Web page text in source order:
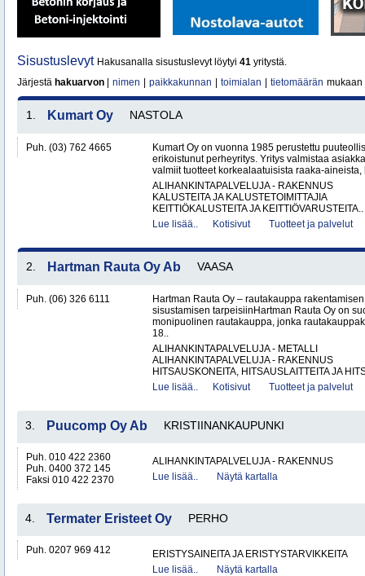
Sisustuslevyt Hakusanalla sisustuslevyt löytyi 41 yritystä.
Järjestä hakuarvon nimen paikkakunnan toimialan tietomäärän mukaan
1. Kumart Oy NASTOLA
Puh. (03) 762 4665
Kumart Oy on vuonna 1985 perustettu
erikoistunut perheyritys. Yritys valmistaa
valmiit tuotteet korkealaatuisista raaka-aineista,
ALIHANKINTAPALVELUJA - RAKENNUS
KALUSTEITA JA KALUSTETOIMITTAJIA
KEITTIÖKALUSTEITA JA KEITTIÖVARUSTEITA..
Lue lisää..
Kotisivut Tuotteet ja palvelut
2. Hartman Rauta Oy Ab VAASA
Puh. (06) 326 6111
Hartman Rauta Oy – rautakauppa
sisustamisen tarpeisiinHartman Rauta Oy on
monipuolinen rautakauppa, jonka
18..
ALIHANKINTAPALVELUJA - METALLI
ALIHANKINTAPALVELUJA - RAKENNUS
HITSAUSKONEITA, HITSAUSLAITTEITA JA
Lue lisää..
Kotisivut Tuotteet ja palvelut
3. Puucomp Oy Ab KRISTIINANKAUPUNKI
Puh. 010 422 2360
Puh. 0400 372 145
Faksi 010 422 2370
ALIHANKINTAPALVELUJA - RAKENNUS
Lue lisää..
Näytä kartalla
4. Termater Eristeet Oy PERHO
Puh. 0207 969 412
ERISTYSAINEITA JA ERISTYSTARVIKKEITA
Lue lisää..
Näytä kartalla